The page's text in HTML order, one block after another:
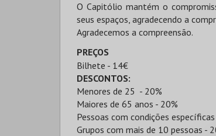
O Capitólio mantém o
seus espaços, agradecendo a
Agradecemos a compreensão.
PREÇOS
Bilhete - 14€
DESCONTOS:
Menores de 25 - 20%
Maiores de 65 anos - 20%
Pessoas com condições
Grupos com mais de 10 pessoas -